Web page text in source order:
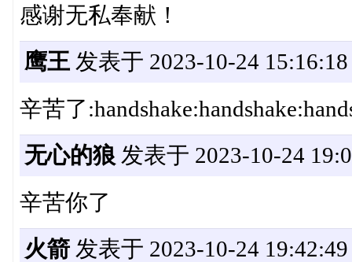
感谢无私奉献！
鹰王发表于 2023-10-24 15:16:18
辛苦了
无心的狼 发表于 2023-10-24
辛苦你了
火箭发表于 2023-10-24 19:42:49